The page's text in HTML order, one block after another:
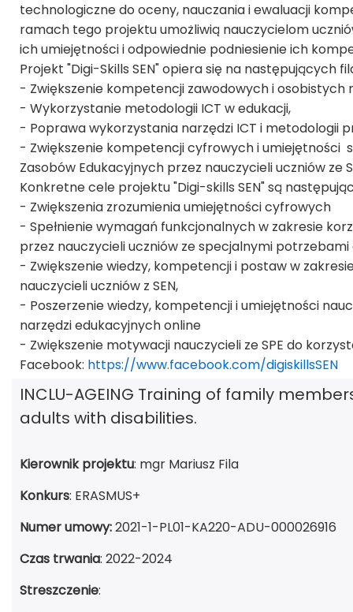
technologiczne do oceny, nauczania i ewaluacji
ramach tego projektu umożliwią nauczycielom
ich umiejętności i odpowiednie podniesienie ich
Projekt "Digi-Skills SEN" opiera się na następujących
- Zwiększenie kompetencji zawodowych i osobistych
- Wykorzystanie metodologii ICT w edukacji,
- Poprawa wykorzystania narzędzi ICT i metodologii
- Zwiększenie kompetencji cyfrowych i
Zasobów Edukacyjnych przez nauczycieli uczniów ze
Konkretne cele projektu "Digi-skills SEN" są
- Zwiększenia zrozumienia umiejętności cyfrowych
- Spełnienie wymagań funkcjonalnych w zakresie
przez nauczycieli uczniów ze specjalnymi potrzebami
- Zwiększenie wiedzy, kompetencji i postaw w
nauczycieli uczniów z SEN,
- Poszerzenie wiedzy, kompetencji i umiejętności
narzędzi edukacyjnych online
- Zwiększenie motywacji nauczycieli ze SPE do
Facebook: https://www.facebook.com/digiskillsSEN
INCLU-AGEING Training of family
adults with disabilities.
Kierownik projektu: mgr Mariusz Fila
Konkurs: ERASMUS+
Numer umowy:2021-1-PL01-KA220-ADU-000026916
Czas trwania: 2022-2024
Streszczenie: